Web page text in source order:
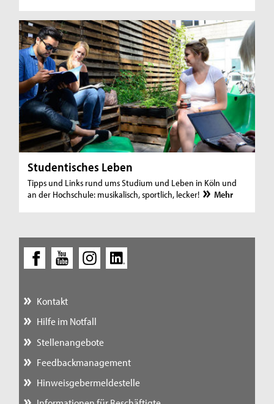
Studentisches Leben
Tipps und Links rund ums Studium und Leben in Köln und
an der Hochschule: musikalisch, sportlich, lecker!
Mehr
Kontakt
Hilfe im Notfall
Stellenangebote
Feedbackmanagement
Hinweisgebermeldestelle